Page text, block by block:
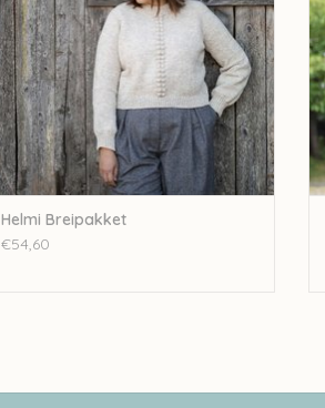
Helmi Breipakket
€54,60